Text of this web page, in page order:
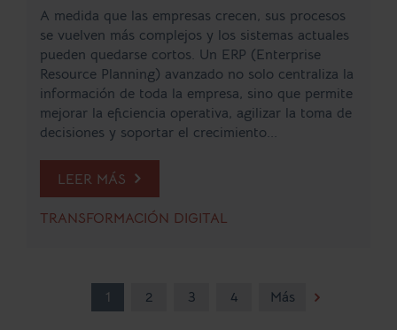
A medida que las empresas crecen, sus procesos
se vuelven más complejos y los sistemas actuales
pueden quedarse cortos. Un ERP (Enterprise
Resource Planning) avanzado no solo centraliza la
información de toda la empresa, sino que permite
mejorar la eficiencia operativa, agilizar la toma de
decisiones y soportar el crecimiento...
LEER MÁS
TRANSFORMACIÓN DIGITAL
1 2 3 4 Más